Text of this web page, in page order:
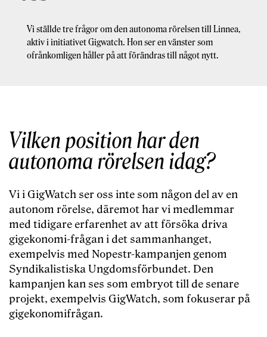
Vi ställde tre frågor om den autonoma rörelsen till Linnea,
aktiv i initiativet Gigwatch. Hon ser en vänster som
ofrånkomligen håller på att förändras till något nytt.
Vilken position har den
autonoma rörelsen idag?
Vi i GigWatch ser oss inte som någon del av en
autonom rörelse, däremot har vi medlemmar
med tidigare erfarenhet av att försöka driva
gigekonomi-frågan i det sammanhanget,
exempelvis med Nopestr-kampanjen genom
Syndikalistiska Ungdomsförbundet. Den
kampanjen kan ses som embryot till de senare
projekt, exempelvis GigWatch, som fokuserar på
gigekonomifrågan.